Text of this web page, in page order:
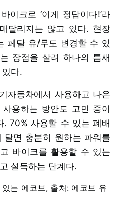
이크로 ‘이게 정답이다!’라
달리지는 않고 있다. 현장
페달 유/무도 변경할 수 있
장점을 살려 하나의 틈새
다.
자동차에서 사용하고 나온
용하는 방안도 고민 중이
. 70% 사용할 수 있는 폐배
달면 충분히 원하는 파워를
바이크를 활용할 수 있는
설득하는 단계다.